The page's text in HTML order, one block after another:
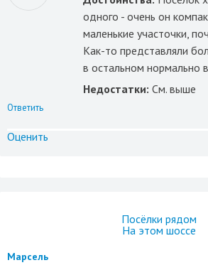
одного - очень он
маленькие участочки,
Как-то представляли
в остальном нормально
Недостатки: См. выше
Ответить
Оценить
Посёлки рядом
На этом шоссе
Марсель